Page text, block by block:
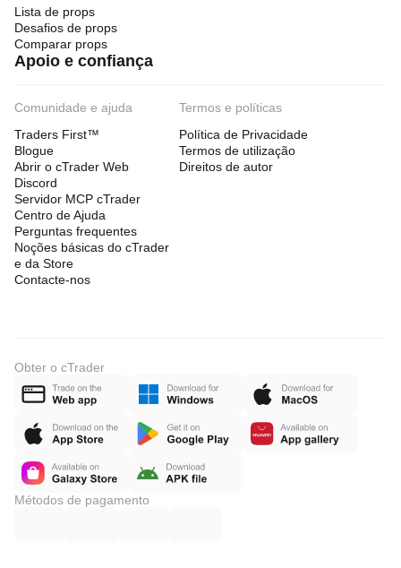
Lista de props
Desafios de props
Comparar props
Apoio e confiança
Comunidade e ajuda
Traders First™
Blogue
Abrir o cTrader Web
Discord
Servidor MCP cTrader
Centro de Ajuda
Perguntas frequentes
Noções básicas do cTrader
e da Store
Contacte-nos
Termos e políticas
Política de Privacidade
Termos de utilização
Direitos de autor
Obter o cTrader
Métodos de pagamento